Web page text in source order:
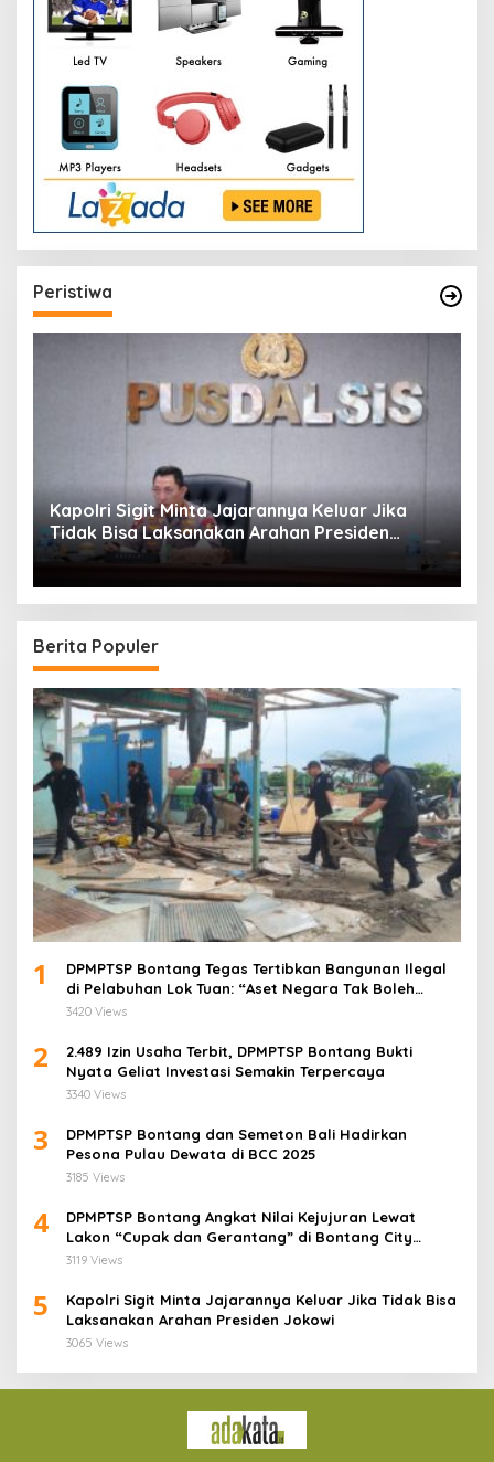
Peristiwa
Kapolri Sigit Minta Jajarannya Keluar Jika
Tidak Bisa Laksanakan Arahan Presiden
Jokowi
Berita Populer
1
DPMPTSP Bontang Tegas Tertibkan Bangunan Ilegal
di Pelabuhan Lok Tuan: “Aset Negara Tak Boleh
Dikuasai!”
3420 Views
2
2.489 Izin Usaha Terbit, DPMPTSP Bontang Bukti
Nyata Geliat Investasi Semakin Terpercaya
3340 Views
3
DPMPTSP Bontang dan Semeton Bali Hadirkan
Pesona Pulau Dewata di BCC 2025
3185 Views
4
DPMPTSP Bontang Angkat Nilai Kejujuran Lewat
Lakon “Cupak dan Gerantang” di Bontang City
Carnaval 2025
3119 Views
5
Kapolri Sigit Minta Jajarannya Keluar Jika Tidak Bisa
Laksanakan Arahan Presiden Jokowi
3065 Views